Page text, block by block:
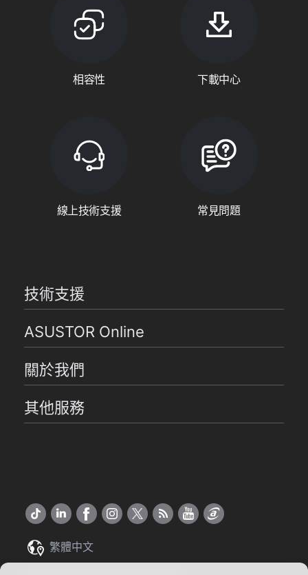
相容性 下載中心
線上技術支援 常見問題
技術支援
ASUSTOR Online
關於我們
其他服務
繁體中文